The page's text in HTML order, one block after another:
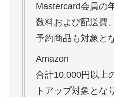
Mastercard会員の
数料および配送費
予約商品も対象と
Amazon
合計10,000円以上
トアップ対象とな